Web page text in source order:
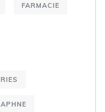
FARMACIE